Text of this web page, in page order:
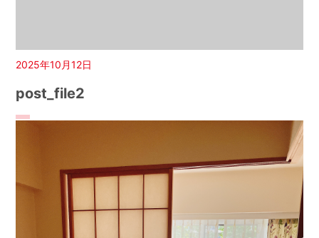
2025年10月12日
post_file2